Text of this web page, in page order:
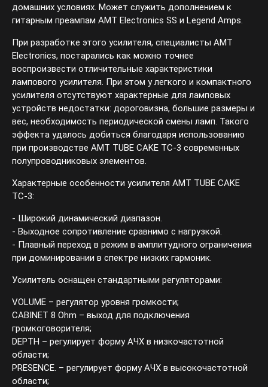
домашних условиях. Может служить дополнением к
гитарным преампам AMT Electronics SS и Legend Amps.
При разработке этого усилителя, специалисты АМТ
Electronics, постарались как можно точнее
воспроизвести отличительные характеристики
лампового усилителя. При этом у легкого и компактного
усилителя отсутствуют характерные для ламповых
устройств недостатки: дороговизна, большие размеры и
вес, необходимость периодической смены ламп. Такого
эффекта удалось добиться благодаря использованию
при производстве АМТ TUBE CAKE TC-3 современных
полупроводниковых элементов.
Характерные особенности усилителя АМТ TUBE CAKE
TC-3:
- Широкий динамический диапазон.
- Выходное сопротивление сравнимо с нагрузкой.
- Плавный переход в режим в амплитудного ограничения
при доминировании в спектре низких гармоник.
Усилитель оснащен стандартными регуляторами:
VOLUME – регулятор уровня громкости;
CABINET 8 Ohm – выход для подключения
громкоговорителя;
DEPTH – регулирует форму АЧХ в низкочастотной
области;
PRESENCE. – регулирует форму АЧХ в высокочастотной
области;